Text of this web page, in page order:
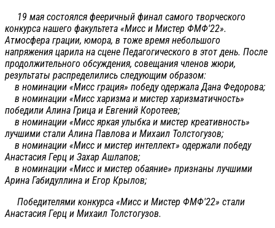
19 мая состоялся фееричный финал самого творческого
конкурса нашего факультета «Мисс и Мистер ФМФ'22».
Атмосфера грации, юмора, в тоже время небольшого
напряжения царила на сцене Педагогического в этот день. После
продолжительного обсуждения, совещания членов жюри,
результаты распределились следующим образом:
в номинации «Мисс грация» победу одержала Дана Федорова;
в номинации «Мисс харизма и мистер харизматичность»
победили Алина Грица и Евгений Коротеев;
в номинации «Мисс яркая улыбка и мистер креативность»
лучшими стали Алина Павлова и Михаил Толстогузов;
в номинации «Мисс и мистер интеллект» одержали победу
Анастасия Герц и Захар Ашлапов;
в номинации «Мисс и мистер обаяние» признаны лучшими
Арина Габидуллина и Егор Крылов;
Победителями конкурса «Мисс и Мистер ФМФ'22» стали
Анастасия Герц и Михаил Толстогузов.